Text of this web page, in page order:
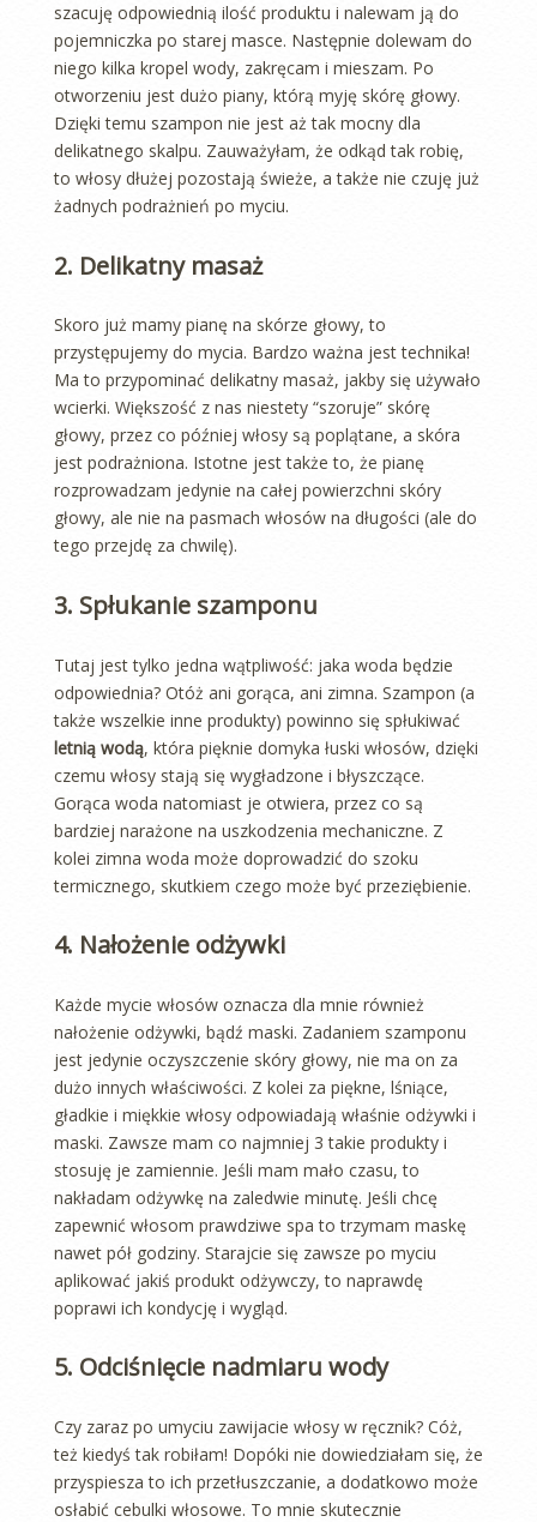
szacuję odpowiednią ilość produktu i nalewam ją do
pojemniczka po starej masce. Następnie dolewam do
niego kilka kropel wody, zakręcam i mieszam. Po
otworzeniu jest dużo piany, którą myję skórę głowy.
Dzięki temu szampon nie jest aż tak mocny dla
delikatnego skalpu. Zauważyłam, że odkąd tak robię,
to włosy dłużej pozostają świeże, a także nie czuję już
żadnych podrażnień po myciu.
2. Delikatny masaż
Skoro już mamy pianę na skórze głowy, to
przystępujemy do mycia. Bardzo ważna jest technika!
Ma to przypominać delikatny masaż, jakby się używało
wcierki. Większość z nas niestety “szoruje” skórę
głowy, przez co później włosy są poplątane, a skóra
jest podrażniona. Istotne jest także to, że pianę
rozprowadzam jedynie na całej powierzchni skóry
głowy, ale nie na pasmach włosów na długości (ale do
tego przejdę za chwilę).
3. Spłukanie szamponu
Tutaj jest tylko jedna wątpliwość: jaka woda będzie
odpowiednia? Otóż ani gorąca, ani zimna. Szampon (a
także wszelkie inne produkty) powinno się spłukiwać
letnią wodą, która pięknie domyka łuski włosów, dzięki
czemu włosy stają się wygładzone i błyszczące.
Gorąca woda natomiast je otwiera, przez co są
bardziej narażone na uszkodzenia mechaniczne. Z
kolei zimna woda może doprowadzić do szoku
termicznego, skutkiem czego może być przeziębienie.
4. Nałożenie odżywki
Każde mycie włosów oznacza dla mnie również
nałożenie odżywki, bądź maski. Zadaniem szamponu
jest jedynie oczyszczenie skóry głowy, nie ma on za
dużo innych właściwości. Z kolei za piękne, lśniące,
gładkie i miękkie włosy odpowiadają właśnie odżywki i
maski. Zawsze mam co najmniej 3 takie produkty i
stosuję je zamiennie. Jeśli mam mało czasu, to
nakładam odżywkę na zaledwie minutę. Jeśli chcę
zapewnić włosom prawdziwe spa to trzymam maskę
nawet pół godziny. Starajcie się zawsze po myciu
aplikować jakiś produkt odżywczy, to naprawdę
poprawi ich kondycję i wygląd.
5. Odciśnięcie nadmiaru wody
Czy zaraz po umyciu zawijacie włosy w ręcznik? Cóż,
też kiedyś tak robiłam! Dopóki nie dowiedziałam się, że
przyspiesza to ich przetłuszczanie, a dodatkowo może
osłabić cebulki włosowe. To mnie skutecznie